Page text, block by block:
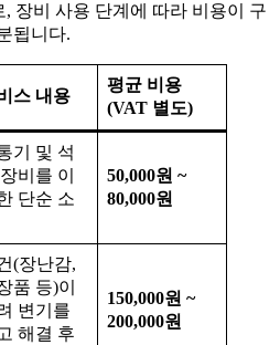
장비 사용 단계에 따라 비용이 구
됩니다.
스 내용
평균 비용
(VAT 별도)
기 및 석
비를 이
단순 소
50,000원 ~
80,000원
(장난감,
품 등)이
변기를
해결 후
150,000원 ~
200,000원